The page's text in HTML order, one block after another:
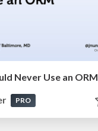
Never Use an ORM
PRO